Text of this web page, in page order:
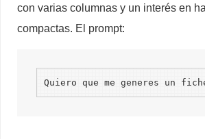
con varias columnas y un interés en
compactas. El prompt:
Quiero que me generes un